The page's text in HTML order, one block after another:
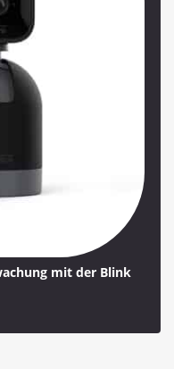
mit der Blink